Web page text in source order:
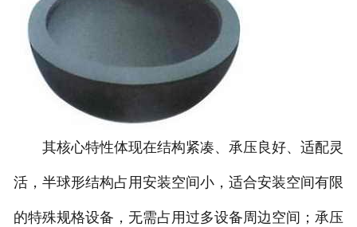
其核心特性体现在结构紧凑、承压良好、适配灵
活，半球形结构占用安装空间小，适合安装空间有限
的特殊规格设备，无需占用过多设备周边空间；承压